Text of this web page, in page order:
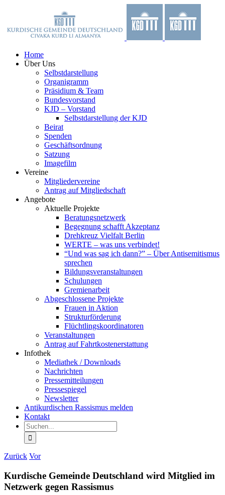
springen
Home
Über Uns
Selbstdarstellung
Organigramm
Präsidium & Team
Bundesvorstand
KJD – Vorstand
Selbstdarstellung der KJD
Beirat
Spenden
Geschäftsordnung
Satzung
Imagefilm
Vereine
Mitgliedervereine
Antrag auf Mitgliedschaft
Angebote
Aktuelle Projekte
Beratungsnetzwerk
Begegnung schafft Akzeptanz
Drehkreuz Vielfalt Berlin
WERTE – was uns verbindet!
“Und was sag ich dann?” – Über Antisemitismus
sprechen
Bildungsveranstaltungen
Schulungen
Gremienarbeit
Abgeschlossene Projekte
Frauen in Aktion
Strukturförderung
Flüchtlingskoordinatoren
Veranstaltungen
Antrag auf Fahrtkostenerstattung
Infothek
Mediathek / Downloads
Nachrichten
Pressemitteilungen
Pressespiegel
Newsletter
Antikurdischen Rassismus melden
Kontakt
Suche
nach:
Zurück Vor
Kurdische Gemeinde Deutschland wird Mitglied im
Netzwerk gegen Rassismus